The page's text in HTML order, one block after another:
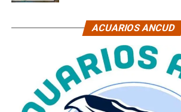
ACUARIOS ANCUD